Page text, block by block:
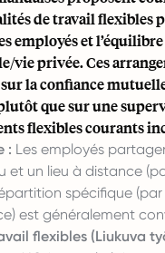
de travail flexibles
employés et
vie privée. Ces
la confiance
que sur une
flexibles courants
: Les employés
et un lieu à distance
spécifique (par
est généralement
flexibles (Liukuva